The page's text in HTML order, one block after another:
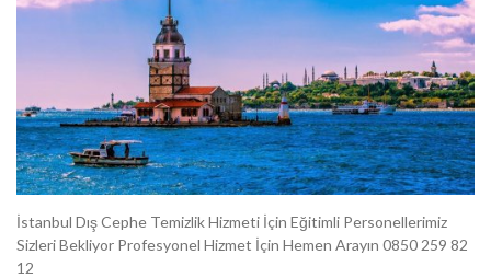
İstanbul Dış Cephe Temizlik Hizmeti İçin Eğitimli Personellerimiz
Sizleri Bekliyor Profesyonel Hizmet İçin Hemen Arayın 0850 259 82
12